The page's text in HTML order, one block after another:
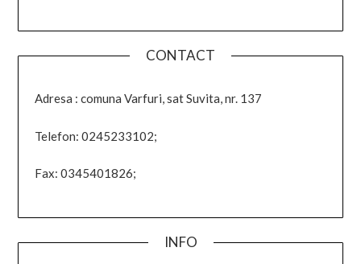
CONTACT
Adresa : comuna Varfuri, sat Suvita, nr. 137
Telefon: 0245233102;
Fax: 0345401826;
INFO